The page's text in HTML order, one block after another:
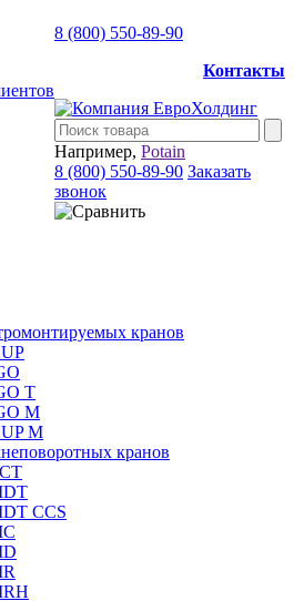
8 (800) 550-89-90
Контакты
Например, Potain
8 (800) 550-89-90 Заказать
звонок
кранов
T
M
M
кранов
CCS